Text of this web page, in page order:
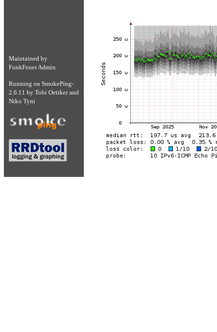
Maintained by
FunkFeuer Admin
Running on SmokePing-
2.6.11 by Tobi Oetikerand
Niko Tyni